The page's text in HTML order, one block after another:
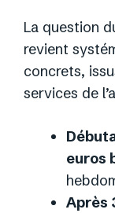
La question
revient
concrets,
services de
euros
Après